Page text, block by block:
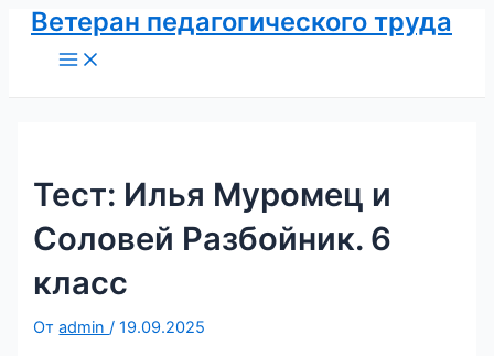
Перейти
Ветеран педагогического труда
Main
Menu
Тест: Илья Муромец и
Соловей Разбойник. 6
класс
Отadmin/19.09.2025